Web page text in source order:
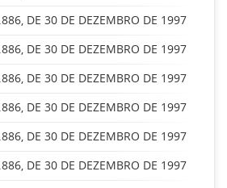
DE 30 DE DEZEMBRO DE 1997
DE 30 DE DEZEMBRO DE 1997
DE 30 DE DEZEMBRO DE 1997
DE 30 DE DEZEMBRO DE 1997
DE 30 DE DEZEMBRO DE 1997
DE 30 DE DEZEMBRO DE 1997